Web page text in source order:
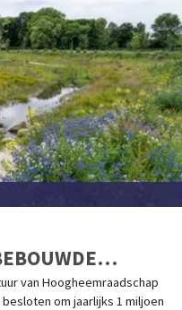
van Hoogheemraadschap
om jaarlijks 1 miljoen